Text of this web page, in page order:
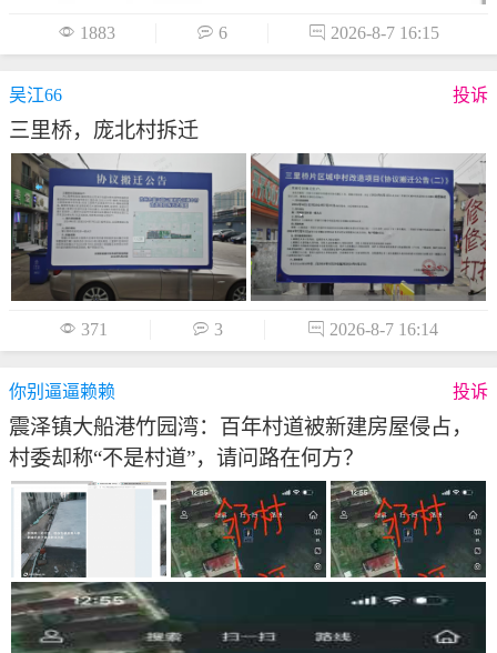
 1883  6  2026-8-7 16:15
吴江66 投诉
三里桥，庞北村拆迁
 371  3  2026-8-7 16:14
你别逼逼赖赖 投诉
震泽镇大船港竹园湾：百年村道被新建房屋侵占，
村委却称“不是村道”，请问路在何方？